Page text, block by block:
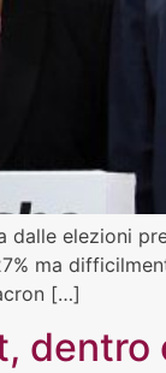
dalle elezioni
ma
[…]
dentro